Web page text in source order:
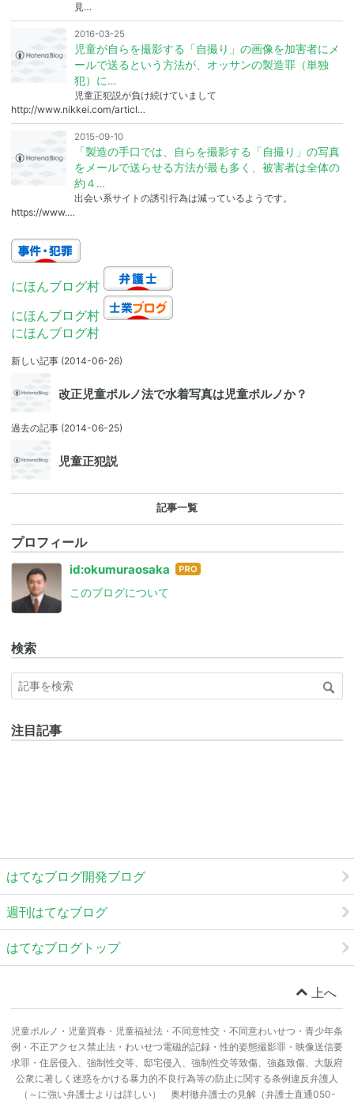
見…
2016-03-25
児童が自らを撮影する「自撮り」の画像を加害者にメ
ールで送るという方法が、オッサンの製造罪（単独
犯）に…
児童正犯説が負け続けていまして
http://www.nikkei.com/articl…
2015-09-10
「製造の手口では、自らを撮影する「自撮り」の写真
をメールで送らせる方法が最も多く、被害者は全体の
約４…
出会い系サイトの誘引行為は減っているようです。
https://www.…
にほんブログ村
にほんブログ村
にほんブログ村
新しい記事 (2014-06-26)
改正児童ポルノ法で水着写真は児童ポルノか？
過去の記事 (2014-06-25)
児童正犯説
記事一覧
プロフィール
id:okumuraosaka はて
このブログについて
検索
注目記事
はてなブログ開発ブログ
週刊はてなブログ
はてなブログトップ
上へ
児童ポルノ・児童買春・児童福祉法・不同意性交・不同意わいせつ・青少年条
例・不正アクセス禁止法・わいせつ電磁的記録・性的姿態撮影罪・映像送信要
求罪・住居侵入、強制性交等、邸宅侵入、強制性交等致傷、強姦致傷、大阪府
公衆に著しく迷惑をかける暴力的不良行為等の防止に関する条例違反弁護人
（～に強い弁護士よりは詳しい） 奥村徹弁護士の見解（弁護士直通050-